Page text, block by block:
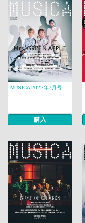
MUSICA 2022年7月号
購入